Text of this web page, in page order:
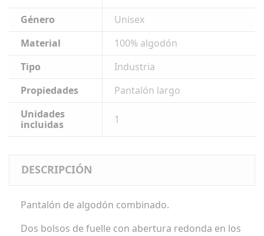
Género
Unisex
Material
100% algodón
Tipo
Industria
Propiedades
Pantalón largo
Unidades
incluidas
1
DESCRIPCIÓN
Pantalón de algodón combinado.
Dos bolsos de fuelle con abertura redonda en los